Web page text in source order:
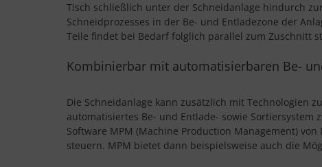
Tisch schließlich unter der Schneidanlage hindurch
Schneidprozesses in der Be- und Entladezone der
Teile findet bei Bedarf folglich parallel zum Zuschnitt
Kombinierbar mit automatisierbaren Be-
Die Schneidanlage kann zusätzlich mit Technologien
automatisiertes Be- und Entlade- sowie
Software MPM (Machine Production Management)
steuern. MPM bietet dann beispielsweise auch die